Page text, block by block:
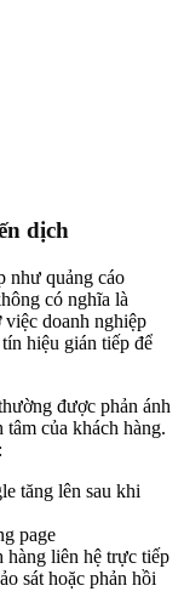
dịch
như quảng cáo
có nghĩa là
doanh nghiệp
hiệu gián tiếp để
được phản ánh
của khách hàng.
tăng lên sau khi
page
hàng liên hệ trực tiếp
sát hoặc phản hồi